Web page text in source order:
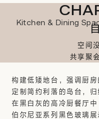
空间
共享聚
Kitchen & Dining
构建低矮地台，强调厨房
定制简约利落的岛台，归
在黑白灰的高冷厨餐厅中
伯尔尼亚系列黑色玻璃